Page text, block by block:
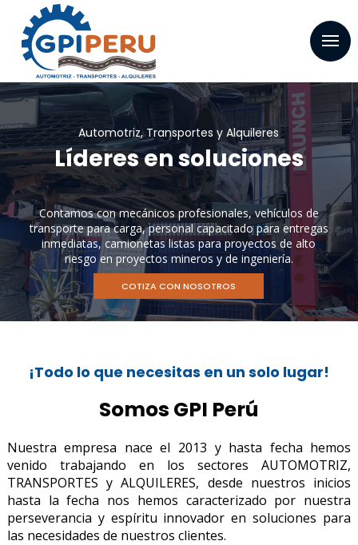
Automotriz, Transportes y Alquileres
Líderes en soluciones
Contamos con mecánicos profesionales, vehículos de
transporte para carga, personal capacitado para entregas
inmediatas, camionetas listas para proyectos de alto
riesgo en proyectos mineros y de ingeniería.
COTIZA CON NOSOTROS
¡Todo lo que necesitas en un solo lugar!
Somos GPI Perú
Nuestra empresa nace el 2013 y hasta fecha hemos
venido trabajando en los sectores AUTOMOTRIZ,
TRANSPORTES y ALQUILERES, desde nuestros inicios
hasta la fecha nos hemos caracterizado por nuestra
perseverancia y espíritu innovador en soluciones para
las necesidades de nuestros clientes.